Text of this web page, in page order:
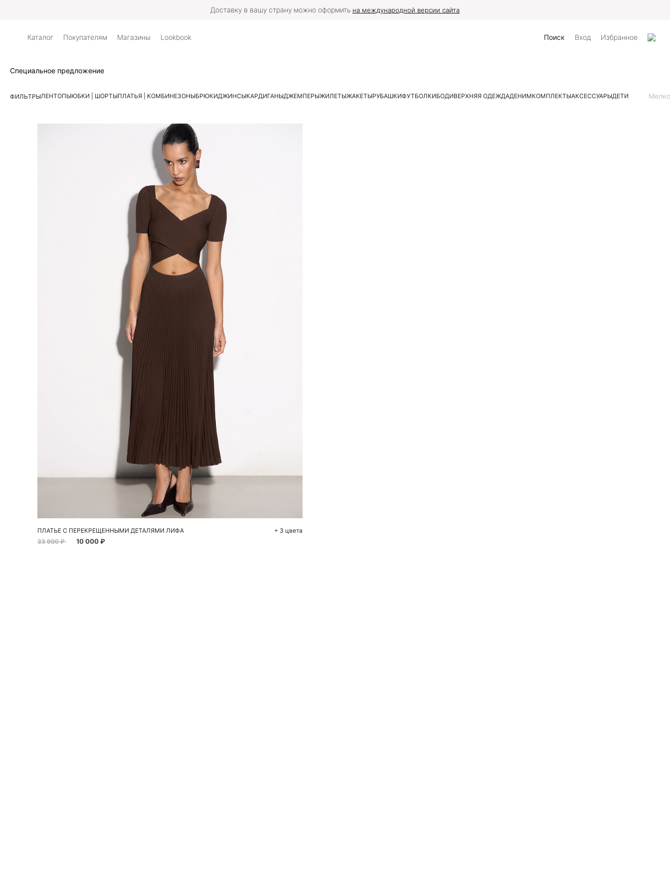
Доставку в вашу страну можно оформить на международной версии сайта
Каталог Покупателям Магазины Lookbook Поиск Вход Избранное
Специальное предложение
ФИЛЬТРЫЛЕНТОПЫЮБКИ | ШОРТЫПЛАТЬЯ | КОМБИНЕЗОНЫБРЮКИДЖИНСЫКАРДИГАНЫДЖЕМПЕРЫЖИЛЕТЫЖАКЕТЫРУБАШКИФУТБОЛКИБОДИВЕРХНЯЯ ОДЕЖДАДЕНИМКОМПЛЕКТЫАКСЕССУАРЫДЕТИ Мелко
Добавить в корзину
L
ПЛАТЬЕ С ПЕРЕКРЕЩЕННЫМИ ДЕТАЛЯМИ ЛИФА
+ 3 цвета
33 900 ₽
10 000 ₽